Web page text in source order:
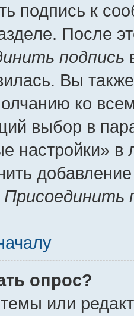
подпись к
После
подпись
Вы
ко
выбор в
настройки»
Присоединить
опрос?
или